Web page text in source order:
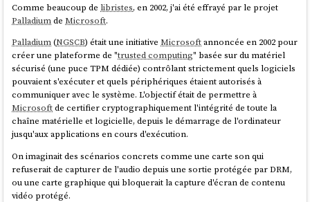
Comme beaucoup de libristes, en 2002, j'ai été effrayé par le projet
PalladiumdeMicrosoft.
Palladium(NGSCB) était une initiativeMicrosoftannoncée en 2002 pour
créer une plateforme de "trusted computing" basée sur du matériel
sécurisé (une puce TPM dédiée) contrôlant strictement quels logiciels
pouvaient s'exécuter et quels périphériques étaient autorisés à
communiquer avec le système. L'objectif était de permettre à
Microsoftde certifier cryptographiquement l'intégrité de toute la
chaîne matérielle et logicielle, depuis le démarrage de l'ordinateur
jusqu'aux applications en cours d'exécution.
On imaginait des scénarios concrets comme une carte son qui
refuserait de capturer de l'audio depuis une sortie protégée par DRM,
ou une carte graphique qui bloquerait la capture d'écran de contenu
vidéo protégé.